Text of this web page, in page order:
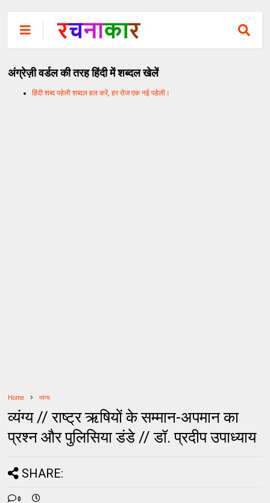
अंग्रेज़ी वर्डल की तरह हिंदी में शब्दल खेलें
हिंदी शब्द पहेली शब्दल हल करें, हर रोज एक नई पहेली।
Home व्यंग्य
व्यंग्य // राष्ट्र ऋषियों के सम्मान-अपमान का
प्रश्न और पुलिसिया डंडे // डॉ. प्रदीप उपाध्याय
SHARE:
0